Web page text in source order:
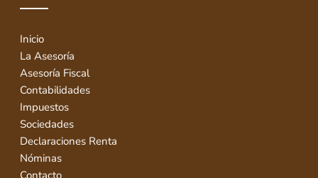
Inicio
La Asesoría
Asesoría Fiscal
Contabilidades
Impuestos
Sociedades
Declaraciones Renta
Nóminas
Contacto